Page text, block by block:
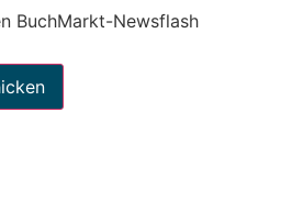
BuchMarkt-Newsflash